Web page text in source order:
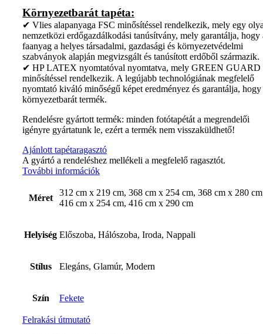
Környezetbarát tapéta:
✔ Vlies alapanyaga FSC minősítéssel rendelkezik, mely egy
nemzetközi erdőgazdálkodási tanúsítvány, mely garantálja, hogy
faanyag a helyes társadalmi, gazdasági és környezetvédelmi
szabványok alapján megvizsgált és tanúsított erdőből származik.
✔ HP LATEX nyomtatóval nyomtatva, mely GREEN GUARD
minősítéssel rendelkezik. A legújabb technológiának megfelelő
nyomtató kiváló minőségű képet eredményez és garantálja, hogy
környezetbarát termék.
Rendelésre gyártott termék: minden fotótapétát a megrendelői
igényre gyártatunk le, ezért a termék nem visszaküldhető!
Ajánlott tapétaragasztó
A gyártó a rendeléshez mellékeli a megfelelő ragasztót.
További információk
Méret
312 cm x 219 cm, 368 cm x 254 cm, 368 cm x 280
416 cm x 254 cm, 416 cm x 290 cm
Helyiség Előszoba, Hálószoba, Iroda, Nappali
Stílus Elegáns, Glamúr, Modern
Szín Fekete
Felrakási útmutató